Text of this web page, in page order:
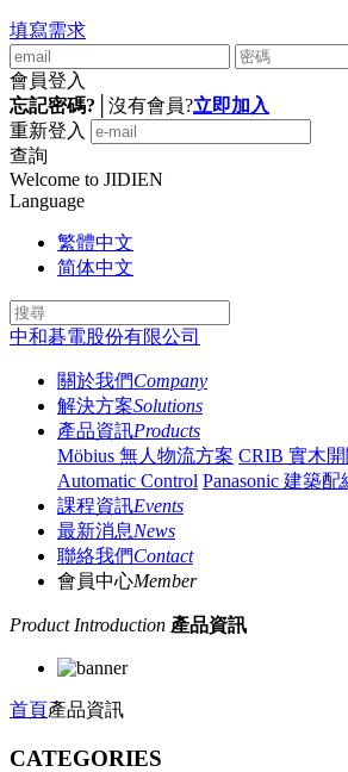
填寫需求
會員登入
忘記密碼?
沒有會員?立即加入
重新登入
查詢
Welcome to JIDIEN
Language
繁體中文
简体中文
中和碁電股份有限公司
關於我們Company
解決方案Solutions
產品資訊Products
Möbius 無人物流方案 CRIB 實木
Automatic Control Panasonic 建築
課程資訊Events
最新消息News
聯絡我們Contact
會員中心Member
Product Introduction 產品資訊
首頁產品資訊
CATEGORIES